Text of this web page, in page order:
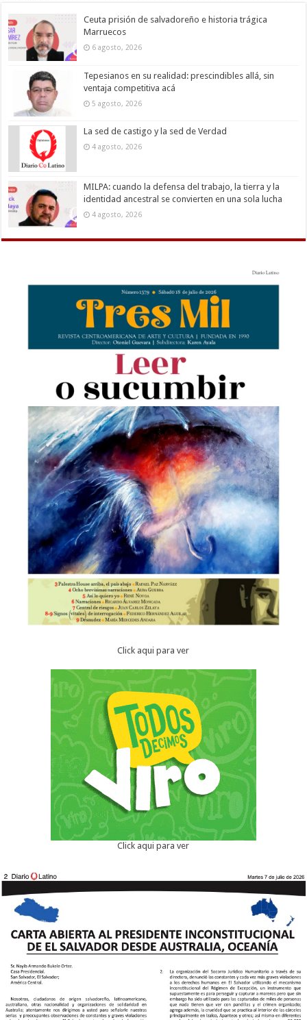
Ceuta prisión de salvadoreño e historia trágica
Marruecos
6 agosto, 2026
Tepesianos en su realidad: prescindibles allá, sin
ventaja competitiva acá
5 agosto, 2026
La sed de castigo y la sed de Verdad
4 agosto, 2026
MILPA: cuando la defensa del trabajo, la tierra y la
identidad ancestral se convierten en una sola lucha
4 agosto, 2026
Click aqui para ver
Click aqui para ver